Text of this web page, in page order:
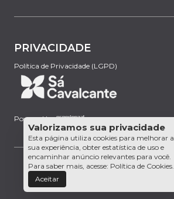
PRIVACIDADE
Política de Privacidade (LGPD)
Powered by:
Valorizamos sua privacidade
Esta página utiliza cookies para melhorar a
sua experiência, obter estatística de uso e
encaminhar anúncio relevantes para você.
Para saber mais, acesse: Política de Cookies.
Aceitar